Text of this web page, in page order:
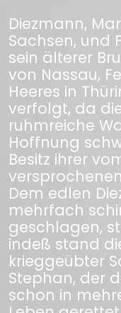
Diezmann,
Sachsen, und
sein älterer
von Nassau,
Heeres in
verfolgt, da
ruhmreiche
Hoffnung
Besitz ihrer
Dem edlen
mehrfach
geschlagen,
indeß stand
krieggeübter
Stephan, der
schon in